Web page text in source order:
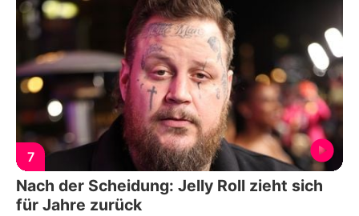
7
Nach der Scheidung: Jelly Roll zieht sich
für Jahre zurück